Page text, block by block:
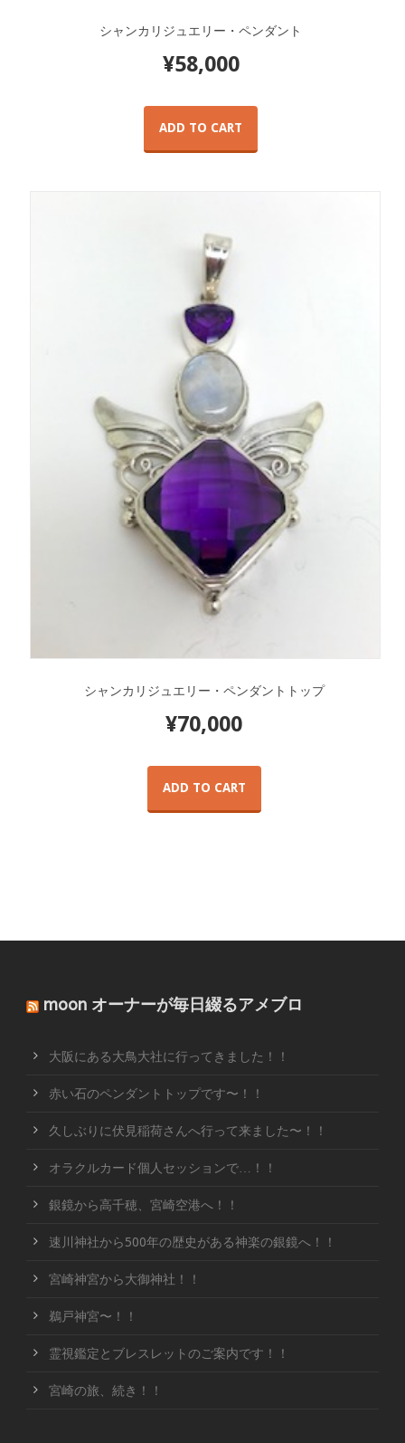
シャンカリジュエリー・ペンダント
¥58,000
ADD TO CART
シャンカリジュエリー・ペンダントトップ
¥70,000
ADD TO CART
moon オーナーが毎日綴るアメブロ
大阪にある大鳥大社に行ってきました！！
赤い石のペンダントトップです〜！！
久しぶりに伏見稲荷さんへ行って来ました〜！！
オラクルカード個人セッションで…！！
銀鏡から高千穂、宮崎空港へ！！
速川神社から500年の歴史がある神楽の銀鏡へ！！
宮崎神宮から大御神社！！
鵜戸神宮〜！！
霊視鑑定とブレスレットのご案内です！！
宮崎の旅、続き！！